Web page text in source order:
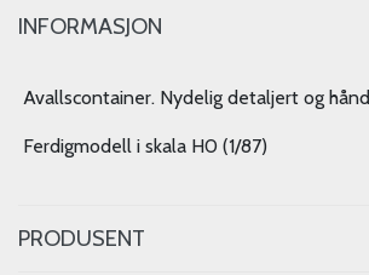
INFORMASJON
Avallscontainer. Nydelig detaljert og
Ferdigmodell i skala H0 (1/87)
PRODUSENT